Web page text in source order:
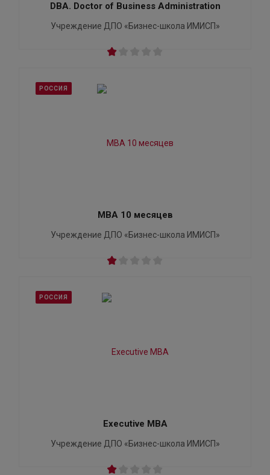
DBA. Doctor of Business Administration
Учреждение ДПО «Бизнес-школа ИМИСП»
РОССИЯ
MBA 10 месяцев
Учреждение ДПО «Бизнес-школа ИМИСП»
РОССИЯ
Executive MBA
Учреждение ДПО «Бизнес-школа ИМИСП»